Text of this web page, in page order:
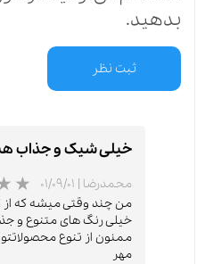
بدهید.
ثبت نظر
خیلی شیک و جذاب
محمدرضا | ۰۱/۰۹/۰۱
من چند وقتی میشه که از
خیلی رنگ های متنوع و
ممنون از تنوع
مهر